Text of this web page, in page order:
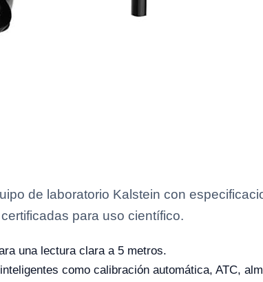
de laboratorio Kalstein con
para uso científico.
una lectura clara a 5 metros.
como calibración automática, ATC,